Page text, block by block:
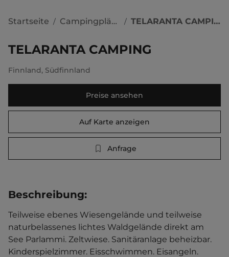
Startseite / Campingplätze / TELARANTA CAMPING
TELARANTA CAMPING
Finnland, Südfinnland
Preise ansehen
Auf Karte anzeigen
Anfrage
Beschreibung:
Teilweise ebenes Wiesengelände und teilweise
naturbelassenes lichtes Waldgelände direkt am
See Parlammi. Zeltwiese. Sanitäranlage beheizbar.
Kinderspielzimmer. Eisschwimmen. Eisangeln.